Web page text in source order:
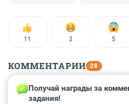
11 2 5
КОММЕНТАРИИ 28
Гость
20 июня 2025, 17:49
Получай награды за
задания!